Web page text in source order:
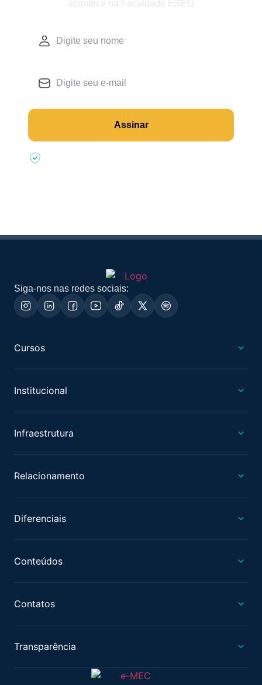
acontece na Faculdade ESEG
Assinar
Siga-nos nas redes sociais:
Cursos
Institucional
Infraestrutura
Relacionamento
Diferenciais
Conteúdos
Contatos
Transparência